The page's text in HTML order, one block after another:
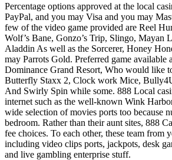
Percentage options approved at the local
PayPal, and you may Visa and you may
few of the video game provided are Reel
Wolf’s Bane, Gonzo’s Trip, Slingo, Mayan
Aladdin As well as the Sorcerer, Honey
may Parrots Gold. Preferred game available
Dominance Grand Resort, Who would like
Butterfly Staxx 2, Clock work Mice,
And Swirly Spin while some. 888 Local
internet such as the well-known Wink
wide selection of movies ports too because
bedroom. Rather than their aunt sites, 888
fee choices. To each other, these team from
including video clips ports, jackpots, desk
and live gambling enterprise stuff.